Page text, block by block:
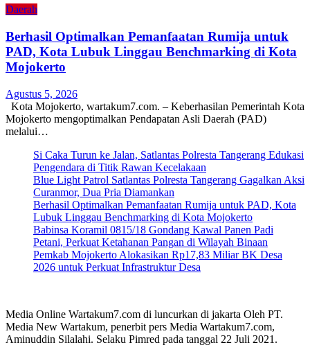
Daerah
Berhasil Optimalkan Pemanfaatan Rumija untuk
PAD, Kota Lubuk Linggau Benchmarking di Kota
Mojokerto
Agustus 5, 2026
Kota Mojokerto, wartakum7.com. – Keberhasilan Pemerintah Kota
Mojokerto mengoptimalkan Pendapatan Asli Daerah (PAD)
melalui…
Si Caka Turun ke Jalan, Satlantas Polresta Tangerang Edukasi
Pengendara di Titik Rawan Kecelakaan
Blue Light Patrol Satlantas Polresta Tangerang Gagalkan Aksi
Curanmor, Dua Pria Diamankan
Berhasil Optimalkan Pemanfaatan Rumija untuk PAD, Kota
Lubuk Linggau Benchmarking di Kota Mojokerto
Babinsa Koramil 0815/18 Gondang Kawal Panen Padi
Petani, Perkuat Ketahanan Pangan di Wilayah Binaan
Pemkab Mojokerto Alokasikan Rp17,83 Miliar BK Desa
2026 untuk Perkuat Infrastruktur Desa
Media Online Wartakum7.com di luncurkan di jakarta Oleh PT.
Media New Wartakum, penerbit pers Media Wartakum7.com,
Aminuddin Silalahi. Selaku Pimred pada tanggal 22 Juli 2021.